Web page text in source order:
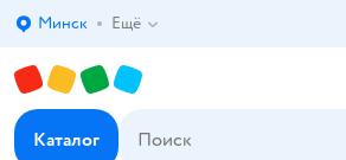
Выбор адреса доставки.
Минск Ещё
Каталог